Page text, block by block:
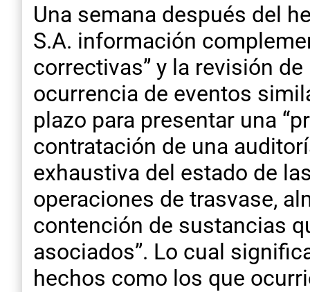
Una semana después del
S.A. información
correctivas” y la revisión
ocurrencia de eventos
plazo para presentar una
contratación de una
exhaustiva del estado de
operaciones de trasvase,
contención de sustancias
asociados”. Lo cual
hechos como los que